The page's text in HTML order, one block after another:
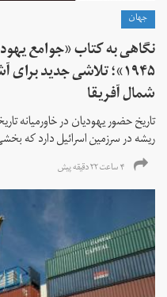
جهان
نگاهی به کتاب «جوامع
۱۹۴۵»؛ تلاشی جدید
شمال آفریقا
تاریخ حضور یهودیان در خاورمیانه
ریشه در سرزمین اسرائیل دارد که
۴ ساعت ۲۲ دقیقه پیش